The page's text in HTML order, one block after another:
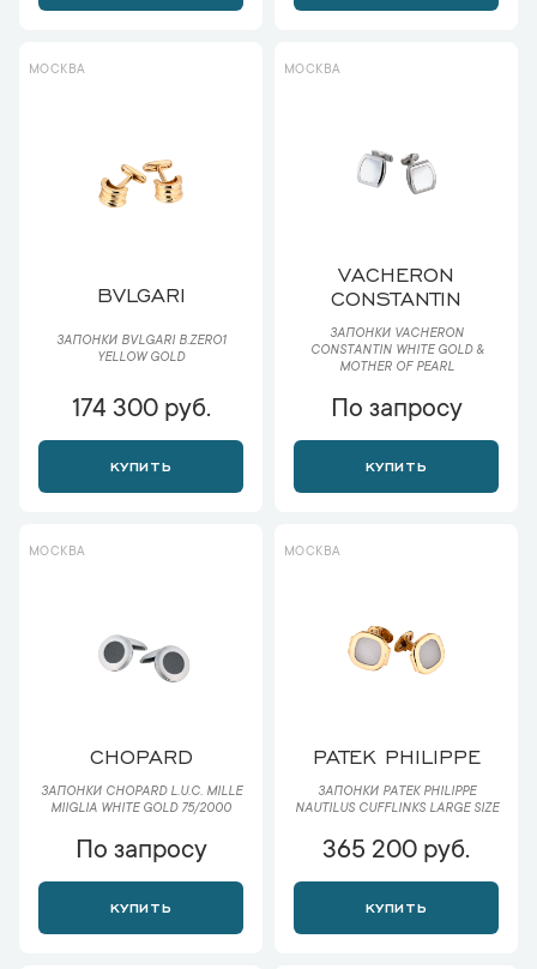
МОСКВА
BVLGARI
ЗАПОНКИ BVLGARI B.ZERO1
YELLOW GOLD
174 300 руб.
КУПИТЬ
МОСКВА
VACHERON
CONSTANTIN
ЗАПОНКИ VACHERON
CONSTANTIN WHITE GOLD &
MOTHER OF PEARL
По запросу
КУПИТЬ
МОСКВА
CHOPARD
ЗАПОНКИ CHOPARD L.U.C. MILLE
MIIGLIA WHITE GOLD 75/2000
По запросу
КУПИТЬ
МОСКВА
PATEK PHILIPPE
ЗАПОНКИ PATEK PHILIPPE
NAUTILUS CUFFLINKS LARGE SIZE
365 200 руб.
КУПИТЬ